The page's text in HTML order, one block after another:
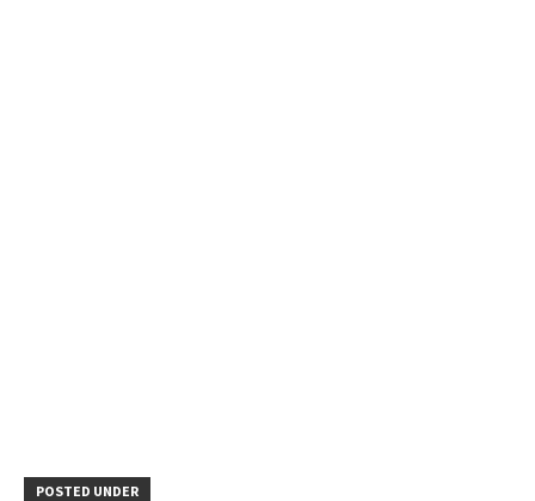
POSTED UNDER